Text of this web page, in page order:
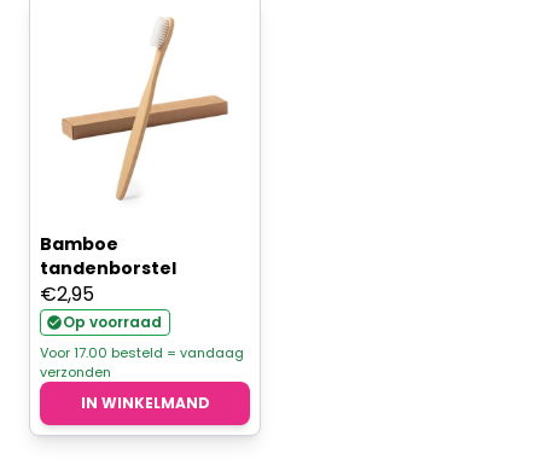
Bamboe
tandenborstel
€2,95
Op voorraad
Voor 17.00 besteld = vandaag
verzonden
IN WINKELMAND